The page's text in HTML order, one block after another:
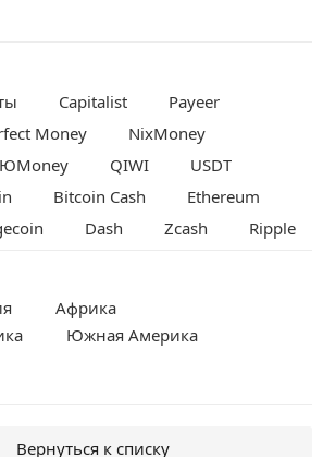
Capitalist
Payeer
Money
NixMoney
ЮMoney QIWI
USDT
Bitcoin Cash
Ethereum
Dash Zcash Ripple
Африка
Южная Америка
Вернуться к списку